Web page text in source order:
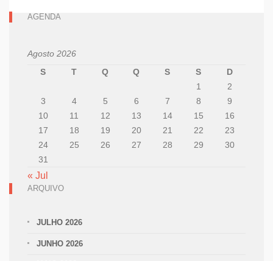
AGENDA
Agosto 2026
S
T Q Q S S
D
1
2
3
4 5 6 7 8
9
10
11 12 13 14 15
16
17
18 19 20 21 22
23
24
25 26 27 28 29
30
31
« Jul
ARQUIVO
JULHO 2026
JUNHO 2026